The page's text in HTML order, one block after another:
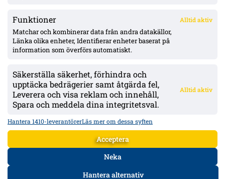
Funktioner Alltid aktiv
Matchar och kombinerar data från andra datakällor,
Länka olika enheter, Identifierar enheter baserat på
information som överförs automatiskt.
Säkerställa säkerhet, förhindra och
upptäcka bedrägerier samt åtgärda fel,
Leverera och visa reklam och innehåll,
Spara och meddela dina integritetsval.
Alltid aktiv
Hantera 1410-leverantörerLäs mer om dessa syften
Acceptera
Neka
Hantera alternativ
ÖVERSIKT
Nyheter & Reportage
Spelarbetyg
KONTAKT
kontakt@bollsvenskan.se
redaktionen@bollsvenskan.se
jobb@bollsvenskan.se
ÖVRIGT
Annonsera